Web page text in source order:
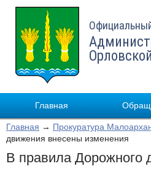
Главная
Главная → Прокуратура
движения внесены изменения
В правила Дорожного